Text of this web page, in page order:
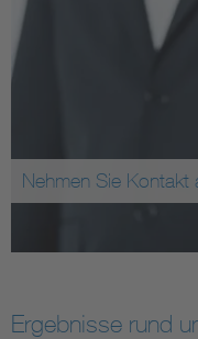
Nehmen Sie Kontakt
Ergebnisse rund